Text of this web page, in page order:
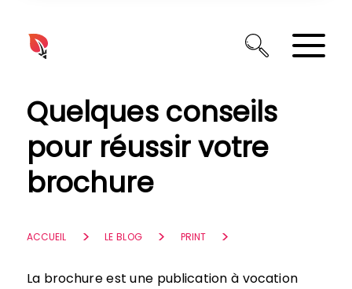
Quelques conseils
pour réussir votre
brochure
ACCUEIL LE BLOG PRINT
La brochure est une publication à vocation